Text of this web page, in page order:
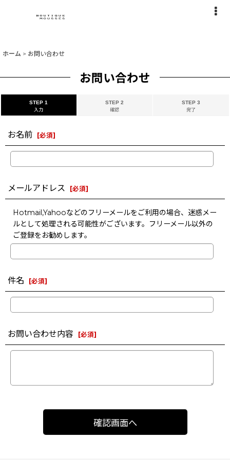
ホーム > お問い合わせ
お問い合わせ
STEP 1
入力
STEP 2
確認
STEP 3
完了
お名前 [必須]
メールアドレス [必須]
Hotmail,Yahooなどのフリーメールをご利用の場合、迷惑メー
ルとして処理される可能性がございます。フリーメール以外の
ご登録をお勧めします。
件名 [必須]
お問い合わせ内容 [必須]
確認画面へ